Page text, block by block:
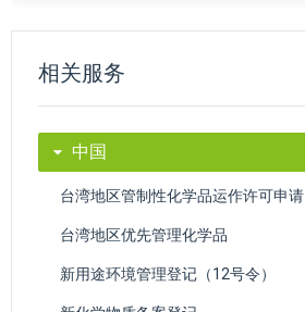
相关服务
中国
台湾地区管制性化学品运作许可申请
台湾地区优先管理化学品
新用途环境管理登记（12号令）